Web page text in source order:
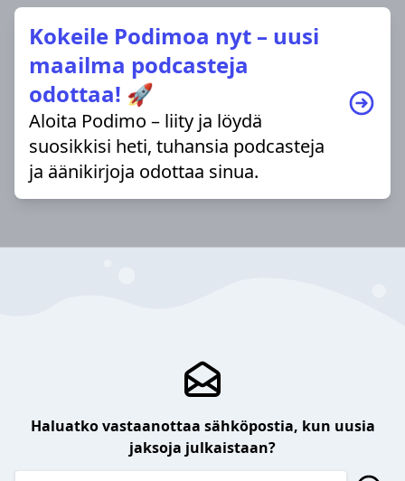
Kokeile Podimoa nyt – uusi
maailma podcasteja
odottaa! 🚀
Aloita Podimo – liity ja löydä
suosikkisi heti, tuhansia podcasteja
ja äänikirjoja odottaa sinua.
Haluatko vastaanottaa sähköpostia, kun uusia
jaksoja julkaistaan?